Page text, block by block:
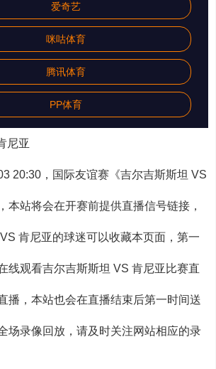
爱奇艺
咪咕体育
腾讯体育
PP体育
尼亚
20:30，国际友谊赛《吉尔吉斯斯坦 VS
本站将会在开赛前提供直播信号链接，
肯尼亚的球迷可以收藏本页面，第一
线观看吉尔吉斯斯坦 VS 肯尼亚比赛直
播，本站也会在直播结束后第一时间送
场录像回放，请及时关注网站相应的录